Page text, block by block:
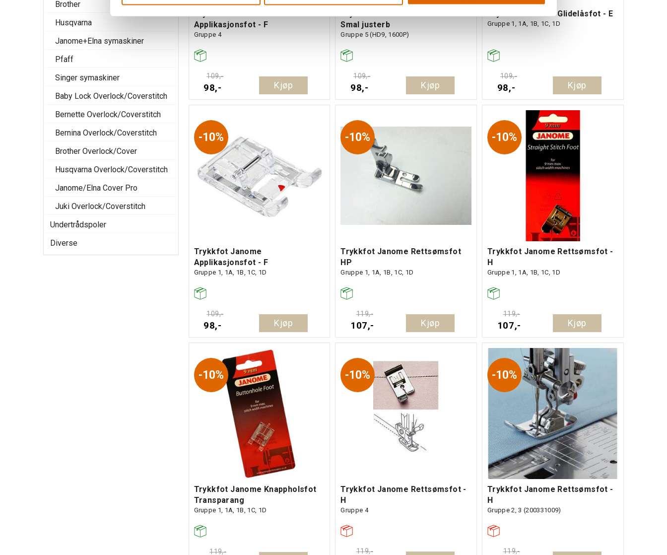
Brother
Husqvarna
Janome+Elna symaskiner
Pfaff
Singer symaskiner
Baby Lock Overlock/Coverstitch
Bernette Overlock/Coverstitch
Bernina Overlock/Coverstitch
Brother Overlock/Cover
Husqvarna Overlock/Coverstitch
Janome/Elna Cover Pro
Juki Overlock/Coverstitch
Undertrådspoler
Diverse
Trykkfot Janome
Applikasjonsfot - F
Gruppe 4
109,-
98,- Kjøp
Trykkfot Janome Glidelåsfot
Smal justerb
Gruppe 5 (HD9, 1600P)
109,-
98,- Kjøp
Trykkfot Janome Glidelåsfot - E
Gruppe 1, 1A, 1B, 1C, 1D
109,-
98,- Kjøp
10%
Trykkfot Janome
Applikasjonsfot - F
Gruppe 1, 1A, 1B, 1C, 1D
109,-
98,- Kjøp
10%
Trykkfot Janome Rettsømsfot
HP
Gruppe 1, 1A, 1B, 1C, 1D
119,-
107,- Kjøp
10%
Trykkfot Janome Rettsømsfot -
H
Gruppe 1, 1A, 1B, 1C, 1D
119,-
107,- Kjøp
10%
Trykkfot Janome Knappholsfot
Transparang
Gruppe 1, 1A, 1B, 1C, 1D
119,-
10%
Trykkfot Janome Rettsømsfot -
H
Gruppe 4
119,-
10%
Trykkfot Janome Rettsømsfot -
H
Gruppe 2, 3 (200331009)
119,-